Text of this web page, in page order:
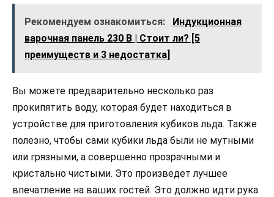
Рекомендуем ознакомиться:
Индукционная
варочная панель 230 В | Стоит ли? [5
преимуществ и 3 недостатка]
Вы можете предварительно несколько раз
прокипятить воду, которая будет находиться в
устройстве для приготовления кубиков льда. Также
полезно, чтобы сами кубики льда были не мутными
или грязными, а совершенно прозрачными и
кристально чистыми. Это произведет лучшее
впечатление на ваших гостей. Это должно идти рука